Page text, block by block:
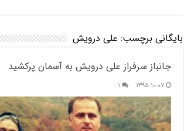
بایگانی برچسب: علی درویش
جانباز سرفراز علی درویش به آسمان پرکشید
۱۳۹۵-۱۰-۰۷ ۱